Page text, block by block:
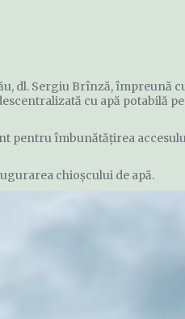
dl. Sergiu Brînză, împreună
cu apă potabilă
pentru îmbunătățirea
chioșcului de apă.